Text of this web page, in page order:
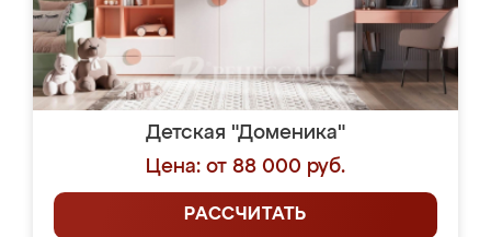
Детская "Доменика"
Цена: от 88 000 руб.
РАССЧИТАТЬ